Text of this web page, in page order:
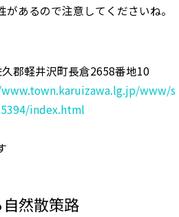
あるので注意してくださいね。
郡軽井沢町長倉2658番地10
www/s
index.html
然散策路